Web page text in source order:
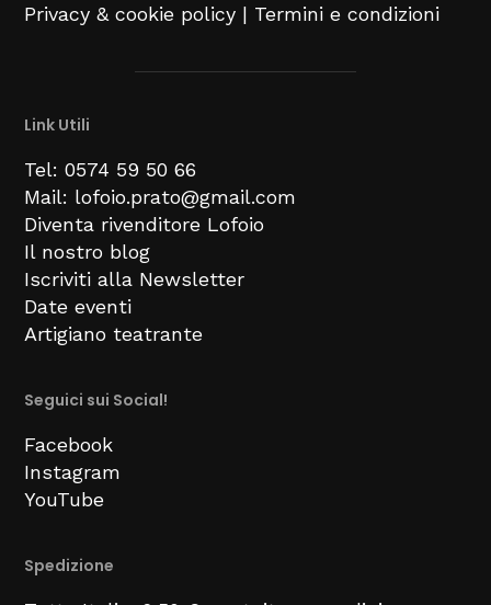
Privacy & cookie policy | Termini e condizioni
Link Utili
Tel: 0574 59 50 66
Mail: lofoio.prato@gmail.com
Diventa rivenditore Lofoio
Il nostro blog
Iscriviti alla Newsletter
Date eventi
Artigiano teatrante
Seguici sui Social!
Facebook
Instagram
YouTube
Spedizione